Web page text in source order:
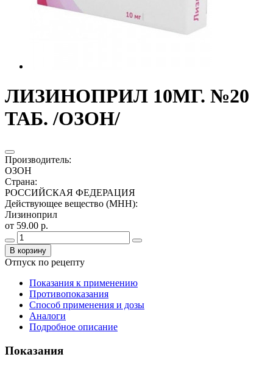
ЛИЗИНОПРИЛ 10МГ. №20
ТАБ. /ОЗОН/
Производитель:
ОЗОН
Страна:
РОССИЙСКАЯ ФЕДЕРАЦИЯ
Действующее вещество (МНН):
Лизиноприл
от 59.00 р.
В корзину
Отпуск по рецепту
Показания к применению
Противопоказания
Способ применения и дозы
Аналоги
Подробное описание
Показания